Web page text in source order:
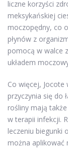
liczne korzyści
meksykańskiej
moczopędny, co
płynów z
pomocą w walce
układem
Co więcej, Jocote
przyczynia się do
rośliny mają także
w terapii infekcji.
leczeniu biegunki
można aplikować